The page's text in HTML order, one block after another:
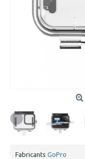
Fabricants GoPro